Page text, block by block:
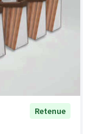
Retenue